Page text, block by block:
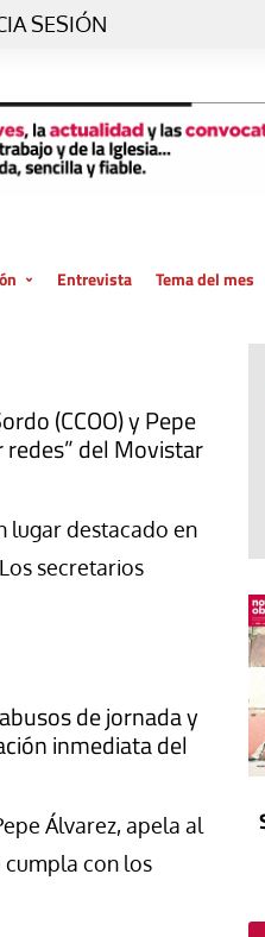
SESIÓN
Evangelio del trabajo
Entrevista Tema del mes
(CCOO) y Pepe
redes” del Movistar
lugar destacado en
secretarios
de jornada y
inmediata del
Álvarez, apela al
con los